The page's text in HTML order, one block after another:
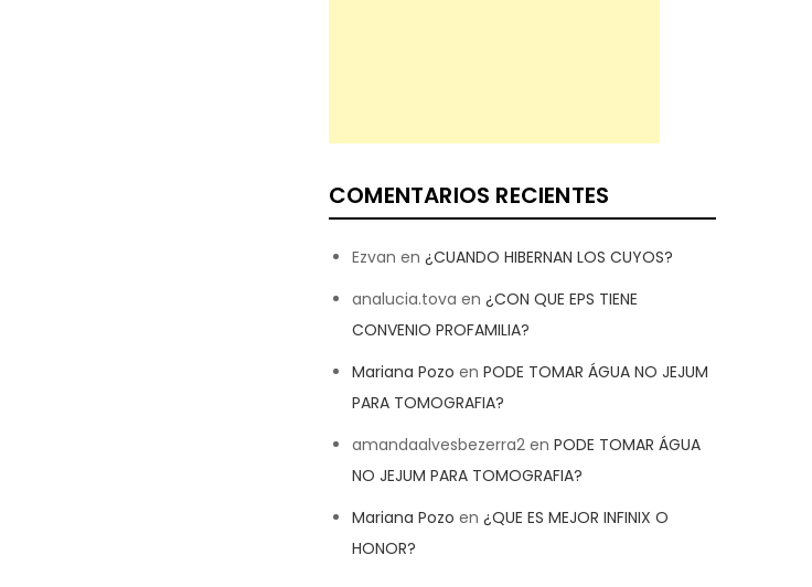
COMENTARIOS RECIENTES
Ezvan en ¿CUANDO HIBERNAN LOS CUYOS?
analucia.tova en ¿CON QUE EPS TIENE
CONVENIO PROFAMILIA?
Mariana Pozo en PODE TOMAR ÁGUA NO JEJUM
PARA TOMOGRAFIA?
amandaalvesbezerra2 en PODE TOMAR ÁGUA
NO JEJUM PARA TOMOGRAFIA?
Mariana Pozo en ¿QUE ES MEJOR INFINIX O
HONOR?